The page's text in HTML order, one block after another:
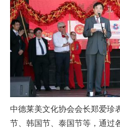
中德莱美文化协会会长郑爱珍
节、韩国节、泰国节等，通过